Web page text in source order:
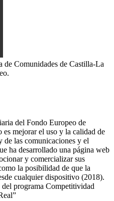
de Comunidades de Castilla-La
del Fondo Europeo de
mejorar el uso y la calidad de
de las comunicaciones y el
ha desarrollado una página web
y comercializar sus
la posibilidad de que la
cualquier dispositivo (2018).
programa Competitividad